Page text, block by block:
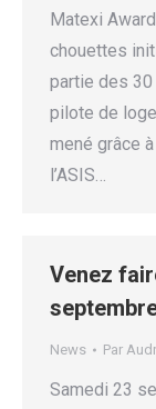
Matexi
chouettes
partie des
pilote de
mené grâce
l’ASIS…
Venez
News Par
Samedi 23